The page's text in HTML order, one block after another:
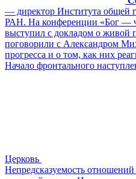
— директор Института общей
РАН. На конференции «Бог —
выступил с докладом о живой
поговорили с Александром
прогресса и о том, как них
Начало фронтального
Церковь
Непредсказуемость